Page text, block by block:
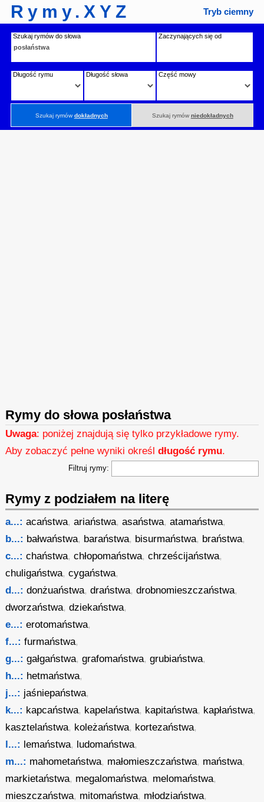
Rymy.XYZ Tryb ciemny
Szukaj rymów do słowa Zaczynających się od
Długość rymu Długość słowa Część mowy
Szukaj rymówdokładnych Szukaj rymów niedokładnych
Rymy do słowa posłaństwa
Uwaga: poniżej znajdują się tylko przykładowe rymy.
Aby zobaczyć pełne wyniki określdługość rymu.
Filtruj rymy:
Rymy z podziałem na literę
a...: acaństwa,ariaństwa,asaństwa,atamaństwa,
b...: bałwaństwa, baraństwa, bisurmaństwa, braństwa,
c...: chaństwa,chłopomaństwa,chrześcijaństwa,
chuligaństwa,cygaństwa,
d...: donżuaństwa,draństwa,drobnomieszczaństwa,
dworzaństwa,dziekaństwa,
e...: erotomaństwa,
f...: furmaństwa,
g...: gałgaństwa,grafomaństwa,grubiaństwa,
h...: hetmaństwa,
j...: jaśniepaństwa,
k...: kapcaństwa, kapelaństwa, kapitaństwa, kapłaństwa,
kasztelaństwa, koleżaństwa, kortezaństwa,
l...: lemaństwa, ludomaństwa,
m...: mahometaństwa, małomieszczaństwa, maństwa,
markietaństwa, megalomaństwa, melomaństwa,
mieszczaństwa, mitomaństwa, młodziaństwa,